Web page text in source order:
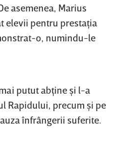
asemenea, Marius
elevii pentru prestaţia
o, numindu-le
putut abţine şi l-a
Rapidului, precum şi pe
înfrângerii suferite.